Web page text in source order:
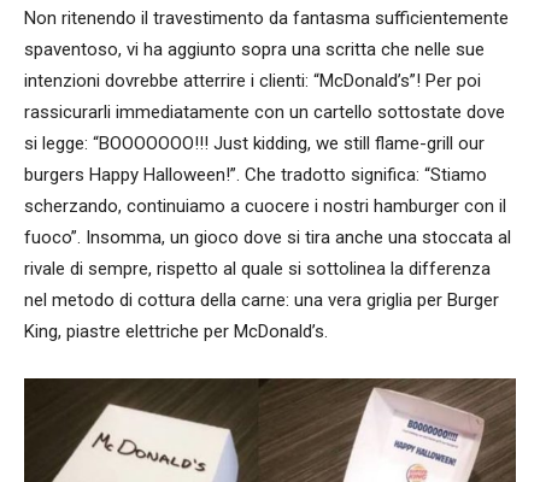
Non ritenendo il travestimento da fantasma sufficientemente
spaventoso, vi ha aggiunto sopra una scritta che nelle sue
intenzioni dovrebbe atterrire i clienti: “McDonald’s”! Per poi
rassicurarli immediatamente con un cartello sottostate dove
si legge: “BOOOOOOO!!! Just kidding, we still flame-grill our
burgers Happy Halloween!”. Che tradotto significa: “Stiamo
scherzando, continuiamo a cuocere i nostri hamburger con il
fuoco”. Insomma, un gioco dove si tira anche una stoccata al
rivale di sempre, rispetto al quale si sottolinea la differenza
nel metodo di cottura della carne: una vera griglia per Burger
King, piastre elettriche per McDonald’s.